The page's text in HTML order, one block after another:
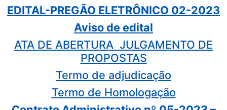
EDITAL-PREGÃO ELETRÔNICO 02-2023
Aviso de edital
ATA DE ABERTURA JULGAMENTO DE
PROPOSTAS
Termo de adjudicação
Termo de Homologação